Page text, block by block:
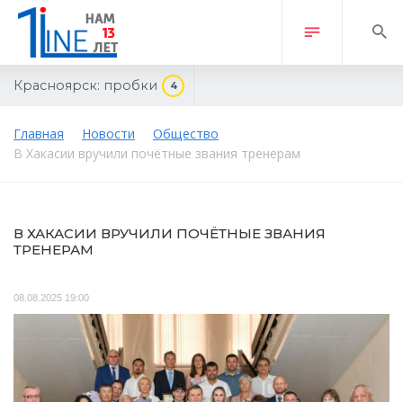
Красноярск: пробки 4
Главная Новости
Общество
В Хакасии вручили почётные звания тренерам
В ХАКАСИИ ВРУЧИЛИ ПОЧЁТНЫЕ ЗВАНИЯ
ТРЕНЕРАМ
08.08.2025 19:00